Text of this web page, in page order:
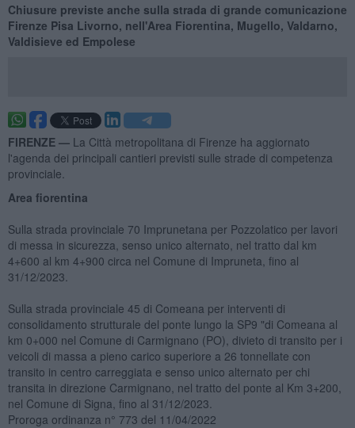
Chiusure previste anche sulla strada di grande comunicazione
Firenze Pisa Livorno, nell'Area Fiorentina, Mugello, Valdarno,
Valdisieve ed Empolese
FIRENZE — La Città metropolitana di Firenze ha aggiornato
l'agenda dei principali cantieri previsti sulle strade di competenza
provinciale.
Area fiorentina
Sulla strada provinciale 70 Imprunetana per Pozzolatico per lavori
di messa in sicurezza, senso unico alternato, nel tratto dal km
4+600 al km 4+900 circa nel Comune di Impruneta, fino al
31/12/2023.
Sulla strada provinciale 45 di Comeana per interventi di
consolidamento strutturale del ponte lungo la SP9 "di Comeana al
km 0+000 nel Comune di Carmignano (PO), divieto di transito per i
veicoli di massa a pieno carico superiore a 26 tonnellate con
transito in centro carreggiata e senso unico alternato per chi
transita in direzione Carmignano, nel tratto del ponte al Km 3+200,
nel Comune di Signa, fino al 31/12/2023.
Proroga ordinanza n° 773 del 11/04/2022